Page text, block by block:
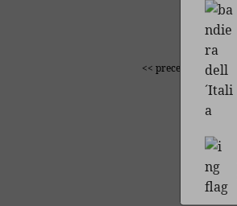
<< precedente